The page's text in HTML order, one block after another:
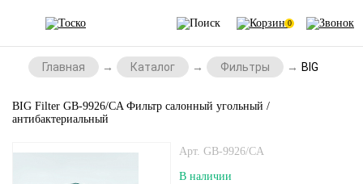
0
Главная Каталог Фильтры BIG Filter
BIG Filter GB-9926/CA Фильтр салонный угольный /
антибактериальный
Арт. GB-9926/CA
В наличии